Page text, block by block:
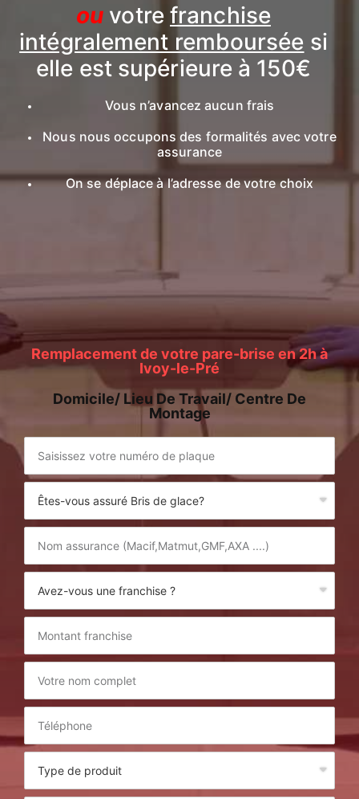
ou votre franchise
intégralement remboursée si
elle est supérieure à 150€
Vous n’avancez aucun frais
Nous nous occupons des formalités avec votre
assurance
On se déplace à l’adresse de votre choix
Remplacement de votre pare-brise en 2h à
Ivoy-le-Pré
Domicile/ Lieu De Travail/ Centre De
Montage